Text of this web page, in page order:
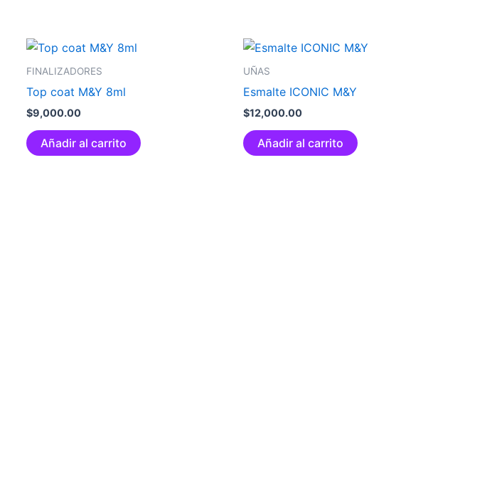
FINALIZADORES
Top coat M&Y 8ml
$9,000.00
Añadir al carrito
UÑAS
Esmalte ICONIC M&Y
$12,000.00
Añadir al carrito